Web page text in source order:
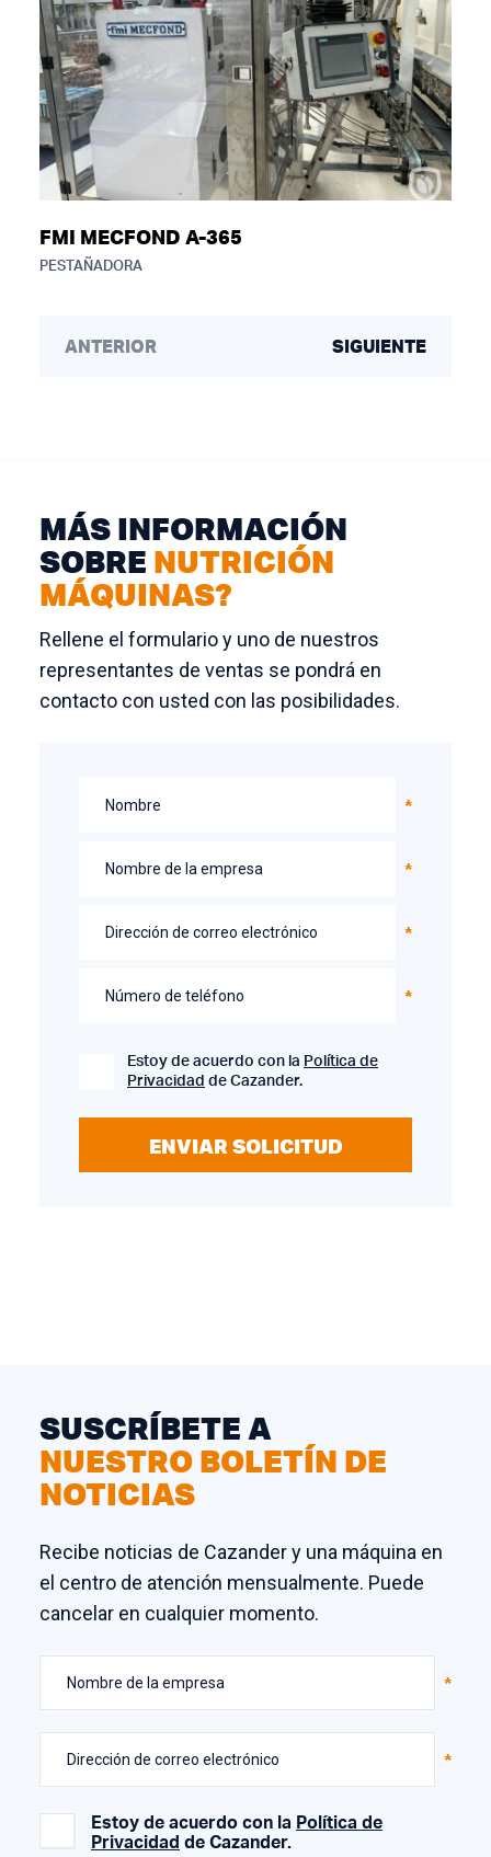
FMI MECFOND A-365
PESTAÑADORA
ANTERIOR SIGUIENTE
MÁS INFORMACIÓN
SOBRE NUTRICIÓN
MÁQUINAS?
Rellene el formulario y uno de nuestros
representantes de ventas se pondrá en
contacto con usted con las posibilidades.
Nombre
Nombre de la empresa
Dirección de correo electrónico
Número de teléfono
Estoy de acuerdo con la Política de
Privacidad de Cazander.
ENVIAR SOLICITUD
SUSCRÍBETE A
NUESTRO BOLETÍN DE
NOTICIAS
Recibe noticias de Cazander y una máquina en
el centro de atención mensualmente. Puede
cancelar en cualquier momento.
Nombre de la empresa
Dirección de correo electrónico
Estoy de acuerdo con la Política de
Privacidad de Cazander.